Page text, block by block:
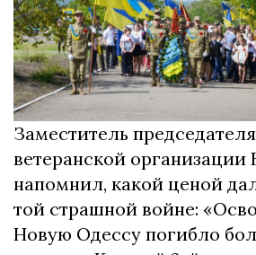
Заместитель
ветеранской организации
напомнил, какой ценой
той страшной войне:
Новую Одессу погибло